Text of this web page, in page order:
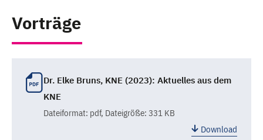
Vorträge
Dr. Elke Bruns, KNE (2023): Aktuelles aus dem
KNE
Dateiformat: pdf, Dateigröße: 331 KB
Download